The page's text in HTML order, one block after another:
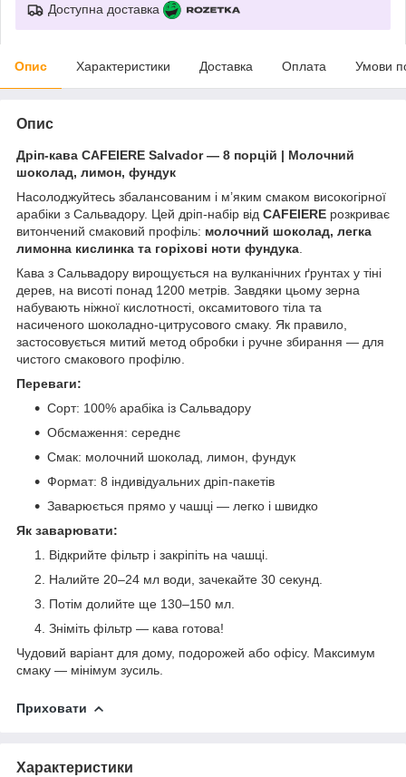
Доступна доставка
Опис Характеристики Доставка Оплата Умови
Опис
Дріп-кава CAFEIERE Salvador — 8 порцій | Молочний
шоколад, лимон, фундук
Насолоджуйтесь збалансованим і м’яким смаком високогірної
арабіки з Сальвадору. Цей дріп-набір від CAFEIERE розкриває
витончений смаковий профіль: молочний шоколад, легка
лимонна кислинка та горіхові ноти фундука
Кава з Сальвадору вирощується на вулканічних ґрунтах у тіні
дерев, на висоті понад 1200 метрів. Завдяки цьому зерна
набувають ніжної кислотності, оксамитового тіла та
насиченого шоколадно-цитрусового смаку. Як правило,
застосовується митий метод обробки і ручне збирання — для
чистого смакового профілю.
Переваги:
Сорт: 100% арабіка із Сальвадору
Обсмаження: середнє
Смак: молочний шоколад, лимон, фундук
Формат: 8 індивідуальних дріп-пакетів
Заварюється прямо у чашці — легко і швидко
Як заварювати:
Відкрийте фільтр і закріпіть на чашці.
Налийте 20–24 мл води, зачекайте 30 секунд.
Потім долийте ще 130–150 мл.
Зніміть фільтр — кава готова!
Чудовий варіант для дому, подорожей або офісу. Максимум
смаку — мінімум зусиль.
Приховати
Характеристики